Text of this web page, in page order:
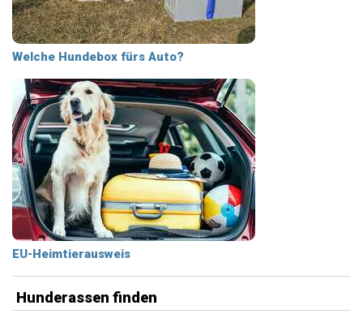
Welche Hundebox fürs Auto?
EU-Heimtierausweis
Hunderassen finden